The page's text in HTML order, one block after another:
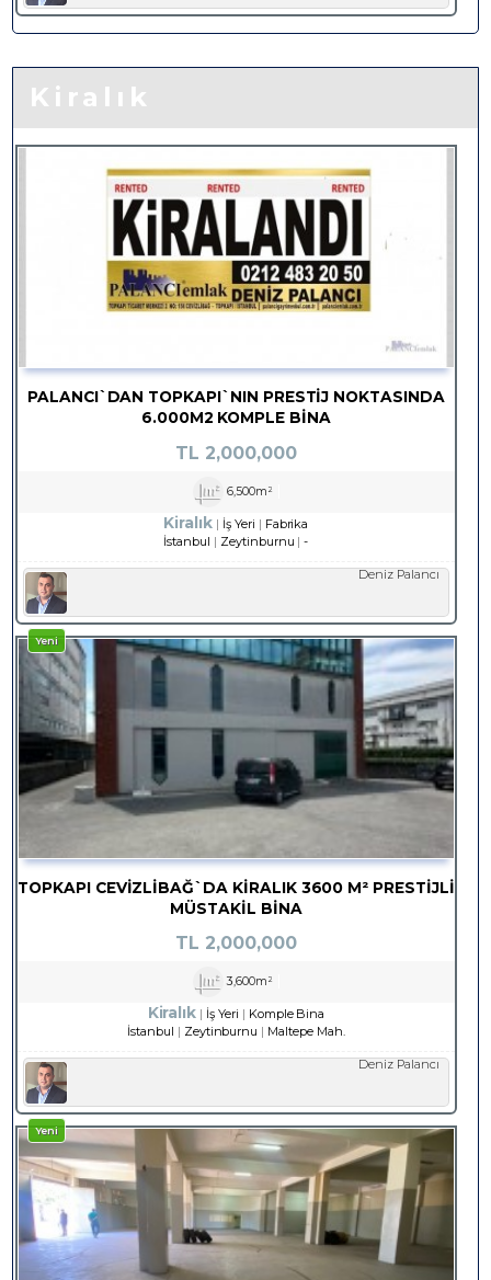
Kiralık
PALANCI`DAN TOPKAPI`NIN PRESTİJ NOKTASINDA
6.000M2 KOMPLE BİNA
TL 2,000,000
6,500m²
Kiralık İş Yeri
Fabrika
İstanbul
Zeytinburnu -
Deniz Palancı
Yeni
TOPKAPI CEVİZLİBAĞ`DA KİRALIK 3600 M² PRESTİJLİ
MÜSTAKİL BİNA
TL 2,000,000
3,600m²
Kiralık İş Yeri
Komple Bina
İstanbul
Zeytinburnu Maltepe Mah.
Deniz Palancı
Yeni